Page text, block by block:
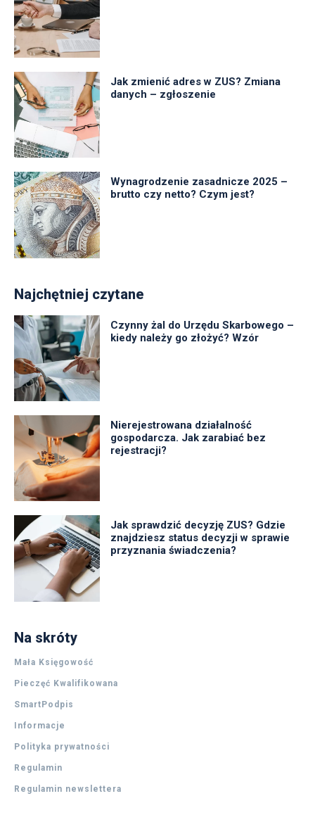
Jak zmienić adres w ZUS? Zmiana
danych – zgłoszenie
Wynagrodzenie zasadnicze 2025 –
brutto czy netto? Czym jest?
Najchętniej czytane
Czynny żal do Urzędu Skarbowego –
kiedy należy go złożyć? Wzór
Nierejestrowana działalność
gospodarcza. Jak zarabiać bez
rejestracji?
Jak sprawdzić decyzję ZUS? Gdzie
znajdziesz status decyzji w sprawie
przyznania świadczenia?
Na skróty
Mała Księgowość
Pieczęć Kwalifikowana
SmartPodpis
Informacje
Polityka prywatności
Regulamin
Regulamin newslettera